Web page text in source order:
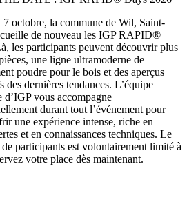
7 octobre, la commune de Wil, Saint-
de nouveau les IGP RAPID®
les participants peuvent découvrir plus
une ligne ultramoderne de
poudre pour le bois et des aperçus
des dernières tendances. L’équipe
d’IGP vous accompagne
durant tout l’événement pour
une expérience intense, riche en
et en connaissances techniques. Le
participants est volontairement limité à
votre place dès maintenant.